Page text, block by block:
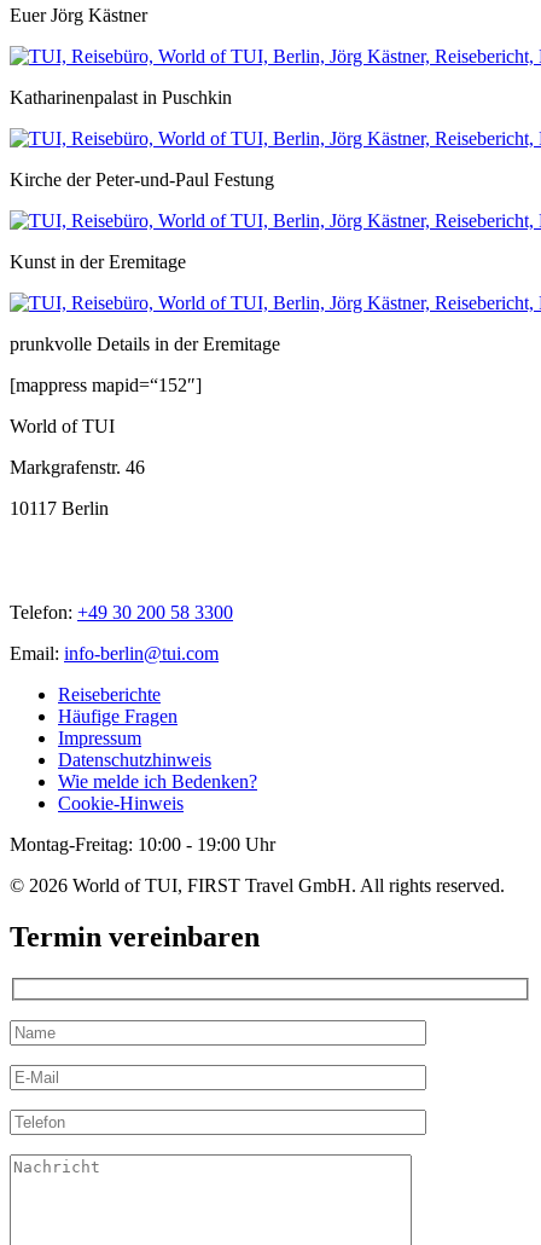
Euer Jörg Kästner
Katharinenpalast in Puschkin
Kirche der Peter-und-Paul Festung
Kunst in der Eremitage
prunkvolle Details in der Eremitage
[mappress mapid=“152″]
World of TUI
Markgrafenstr. 46
10117 Berlin
Telefon: +49 30 200 58 3300
Email: info-berlin@tui.com
Reiseberichte
Häufige Fragen
Impressum
Datenschutzhinweis
Wie melde ich Bedenken?
Cookie-Hinweis
Montag-Freitag: 10:00 - 19:00 Uhr
© 2026 World of TUI, FIRST Travel GmbH. All rights reserved.
Termin vereinbaren